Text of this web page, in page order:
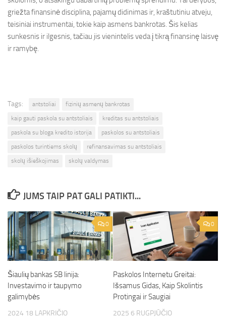
griežta finansinė disciplina, pajamų didinimas ir, kraštutiniu atveju,
teisiniai instrumentai, tokie kaip asmens bankrotas. Šis kelias
sunkesnis ir ilgesnis, tačiau jis vienintelis veda į tikrą finansinę laisvę
ir ramybę.
Tags: antstoliai
fizinių asmenų bankrotas
kaip gauti paskola su antstoliais
kreditas su antstoliais
paskola su bloga kredito istorija
paskolos su antstoliais
paskolos turintiems skolų
refinansavimas su antstoliais
skolų išieškojimas
skolų valdymas
JUMS TAIP PAT GALI PATIKTI...
0
Šiaulių bankas SB linija:
Investavimo ir taupymo
galimybės
2024 18 LAPKRIČIO
0
Paskolos Internetu Greitai:
Išsamus Gidas, Kaip Skolintis
Protingai ir Saugiai
2025 6 RUGPJŪČIO